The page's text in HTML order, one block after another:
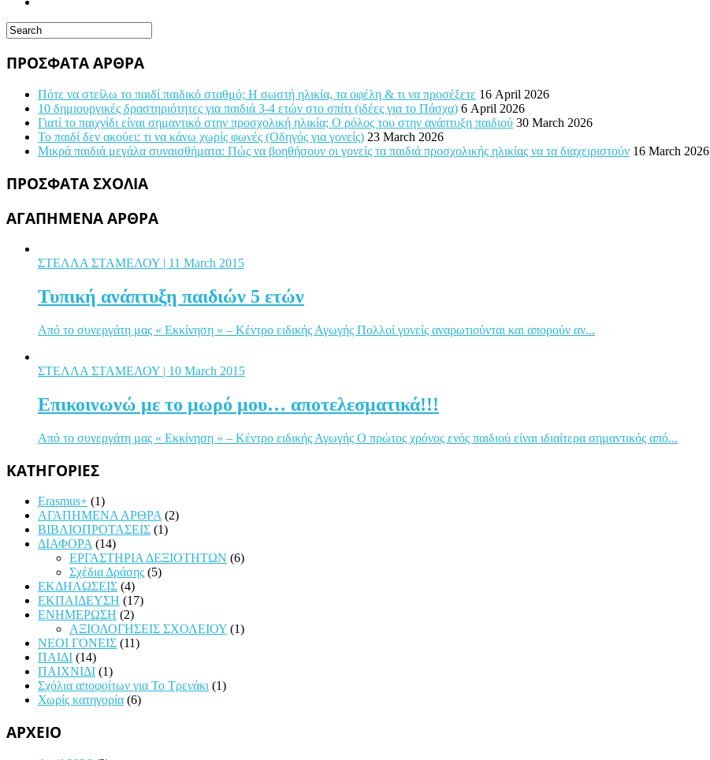
ΠΡΟΣΦΑΤΑ ΑΡΘΡΑ
Πότε να στείλω το παιδί παιδικό σταθμό; Η σωστή ηλικία, τα οφέλη & τι να προσέξετε 16 April 2026
10 δημιουργικές δραστηριότητες για παιδιά 3-4 ετών στο σπίτι (ιδέες για το Πάσχα) 6 April 2026
Γιατί το παιχνίδι είναι σημαντικό στην προσχολική ηλικία; Ο ρόλος του στην ανάπτυξη παιδιού 30 March 2026
Το παιδί δεν ακούει: τι να κάνω χωρίς φωνές (Οδηγός για γονείς) 23 March 2026
Μικρά παιδιά μεγάλα συναισθήματα: Πώς να βοηθήσουν οι γονείς τα παιδιά προσχολικής ηλικίας να τα διαχειριστούν 16 March 2026
ΠΡΟΣΦΑΤΑ ΣΧΟΛΙΑ
ΑΓΑΠΗΜΕΝΑ ΑΡΘΡΑ
ΣΤΕΛΛΑ ΣΤΑΜΕΛΟΥ | 11 March 2015
Τυπική ανάπτυξη παιδιών 5 ετών
Από το συνεργάτη μας « Εκκίνηση » – Κέντρο ειδικής Αγωγής Πολλοί γονείς αναρωτιούνται και απορούν αν...
ΣΤΕΛΛΑ ΣΤΑΜΕΛΟΥ | 10 March 2015
Επικοινωνώ με το μωρό μου… αποτελεσματικά!!!
Από το συνεργάτη μας « Εκκίνηση » – Κέντρο ειδικής Αγωγής Ο πρώτος χρόνος ενός παιδιού είναι ιδιαίτερα σημαντικός από...
ΚΑΤΗΓΟΡΙΕΣ
Erasmus+ (1)
ΑΓΑΠΗΜΕΝΑ ΑΡΘΡΑ (2)
ΒΙΒΛΙΟΠΡΟΤΑΣΕΙΣ (1)
ΔΙΑΦΟΡΑ (14)
ΕΡΓΑΣΤΗΡΙΑ ΔΕΞΙΟΤΗΤΩΝ (6)
Σχέδια Δράσης (5)
ΕΚΔΗΛΩΣΕΙΣ (4)
ΕΚΠΑΙΔΕΥΣΗ (17)
ΕΝΗΜΕΡΩΣΗ (2)
ΑΞΙΟΛΟΓΗΣΕΙΣ ΣΧΟΛΕΙΟΥ (1)
ΝΕΟΙ ΓΟΝΕΙΣ (11)
ΠΑΙΔΙ (14)
ΠΑΙΧΝΙΔΙ (1)
Σχόλια αποφοίτων για Το Τρενάκι (1)
Χωρίς κατηγορία (6)
ΑΡΧΕΙΟ